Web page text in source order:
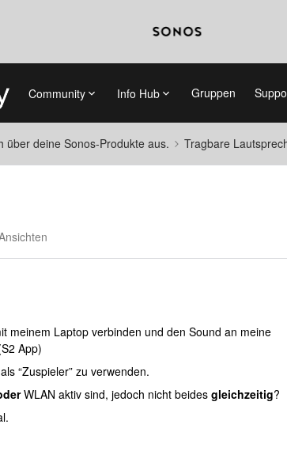
Community Info Hub Gruppen
über deine Sonos-Produkte aus. Tragbare
meinem Laptop verbinden und den Sound an meine
App)
“Zuspieler” zu verwenden.
WLAN aktiv sind, jedoch nicht beides gleichzeitig?